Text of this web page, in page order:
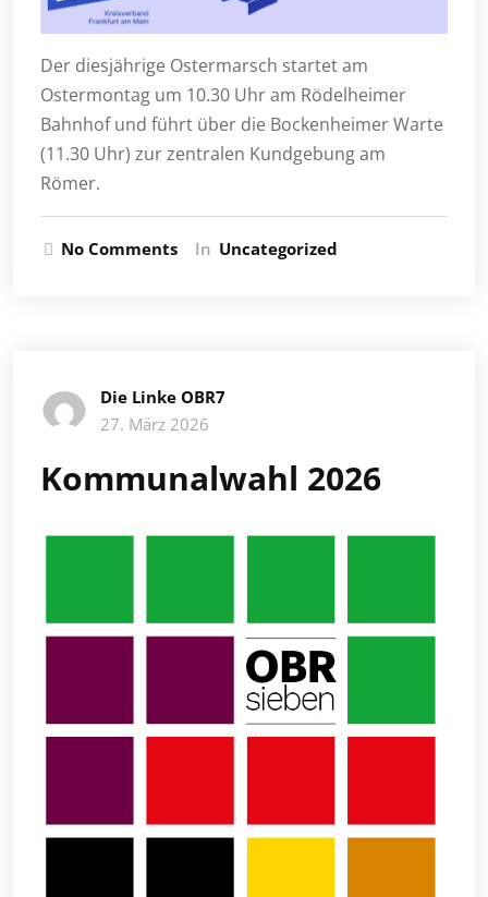
Der diesjährige Ostermarsch startet am
Ostermontag um 10.30 Uhr am Rödelheimer
Bahnhof und führt über die Bockenheimer Warte
(11.30 Uhr) zur zentralen Kundgebung am
Römer.
No Comments In Uncategorized
Die Linke OBR7
27. März 2026
Kommunalwahl 2026